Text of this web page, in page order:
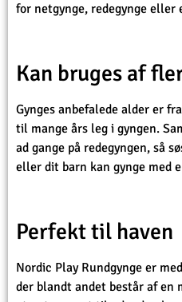
for netgynge, redegynge eller
Kan bruges af
Gynges anbefalede alder er
til mange års leg i gyngen.
ad gange på redegyngen, så
eller dit barn kan gynge med
Perfekt til haven
Nordic Play Rundgynge er
der blandt andet består af en